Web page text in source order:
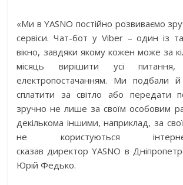
«Ми в YASNO постійно розвиваємо
сервіси. Чат-бот у Viber – один із
вікно, завдяки якому кожен може за
місяць вирішити усі питання,
електропостачанням. Ми
сплатити за світло або передати
зручно не лише за своїм особовим
декількома іншими, наприклад, за
не користуються
сказав директор YASNO в
Юрій Федько.